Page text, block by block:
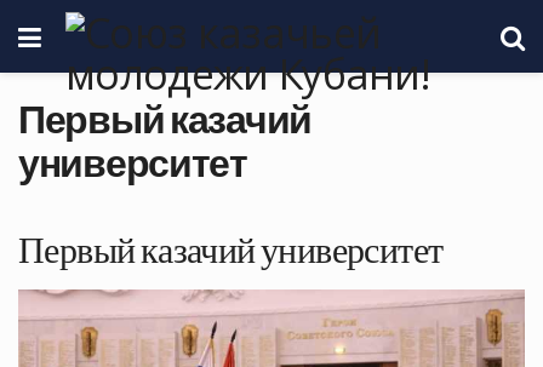
Первый казачий
университет
Первый казачий университет